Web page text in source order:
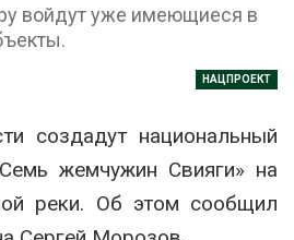
войдут уже имеющиеся в
НАЦПРОЕКТ
создадут национальный
жемчужин Свияги» на
реки. Об этом сообщил